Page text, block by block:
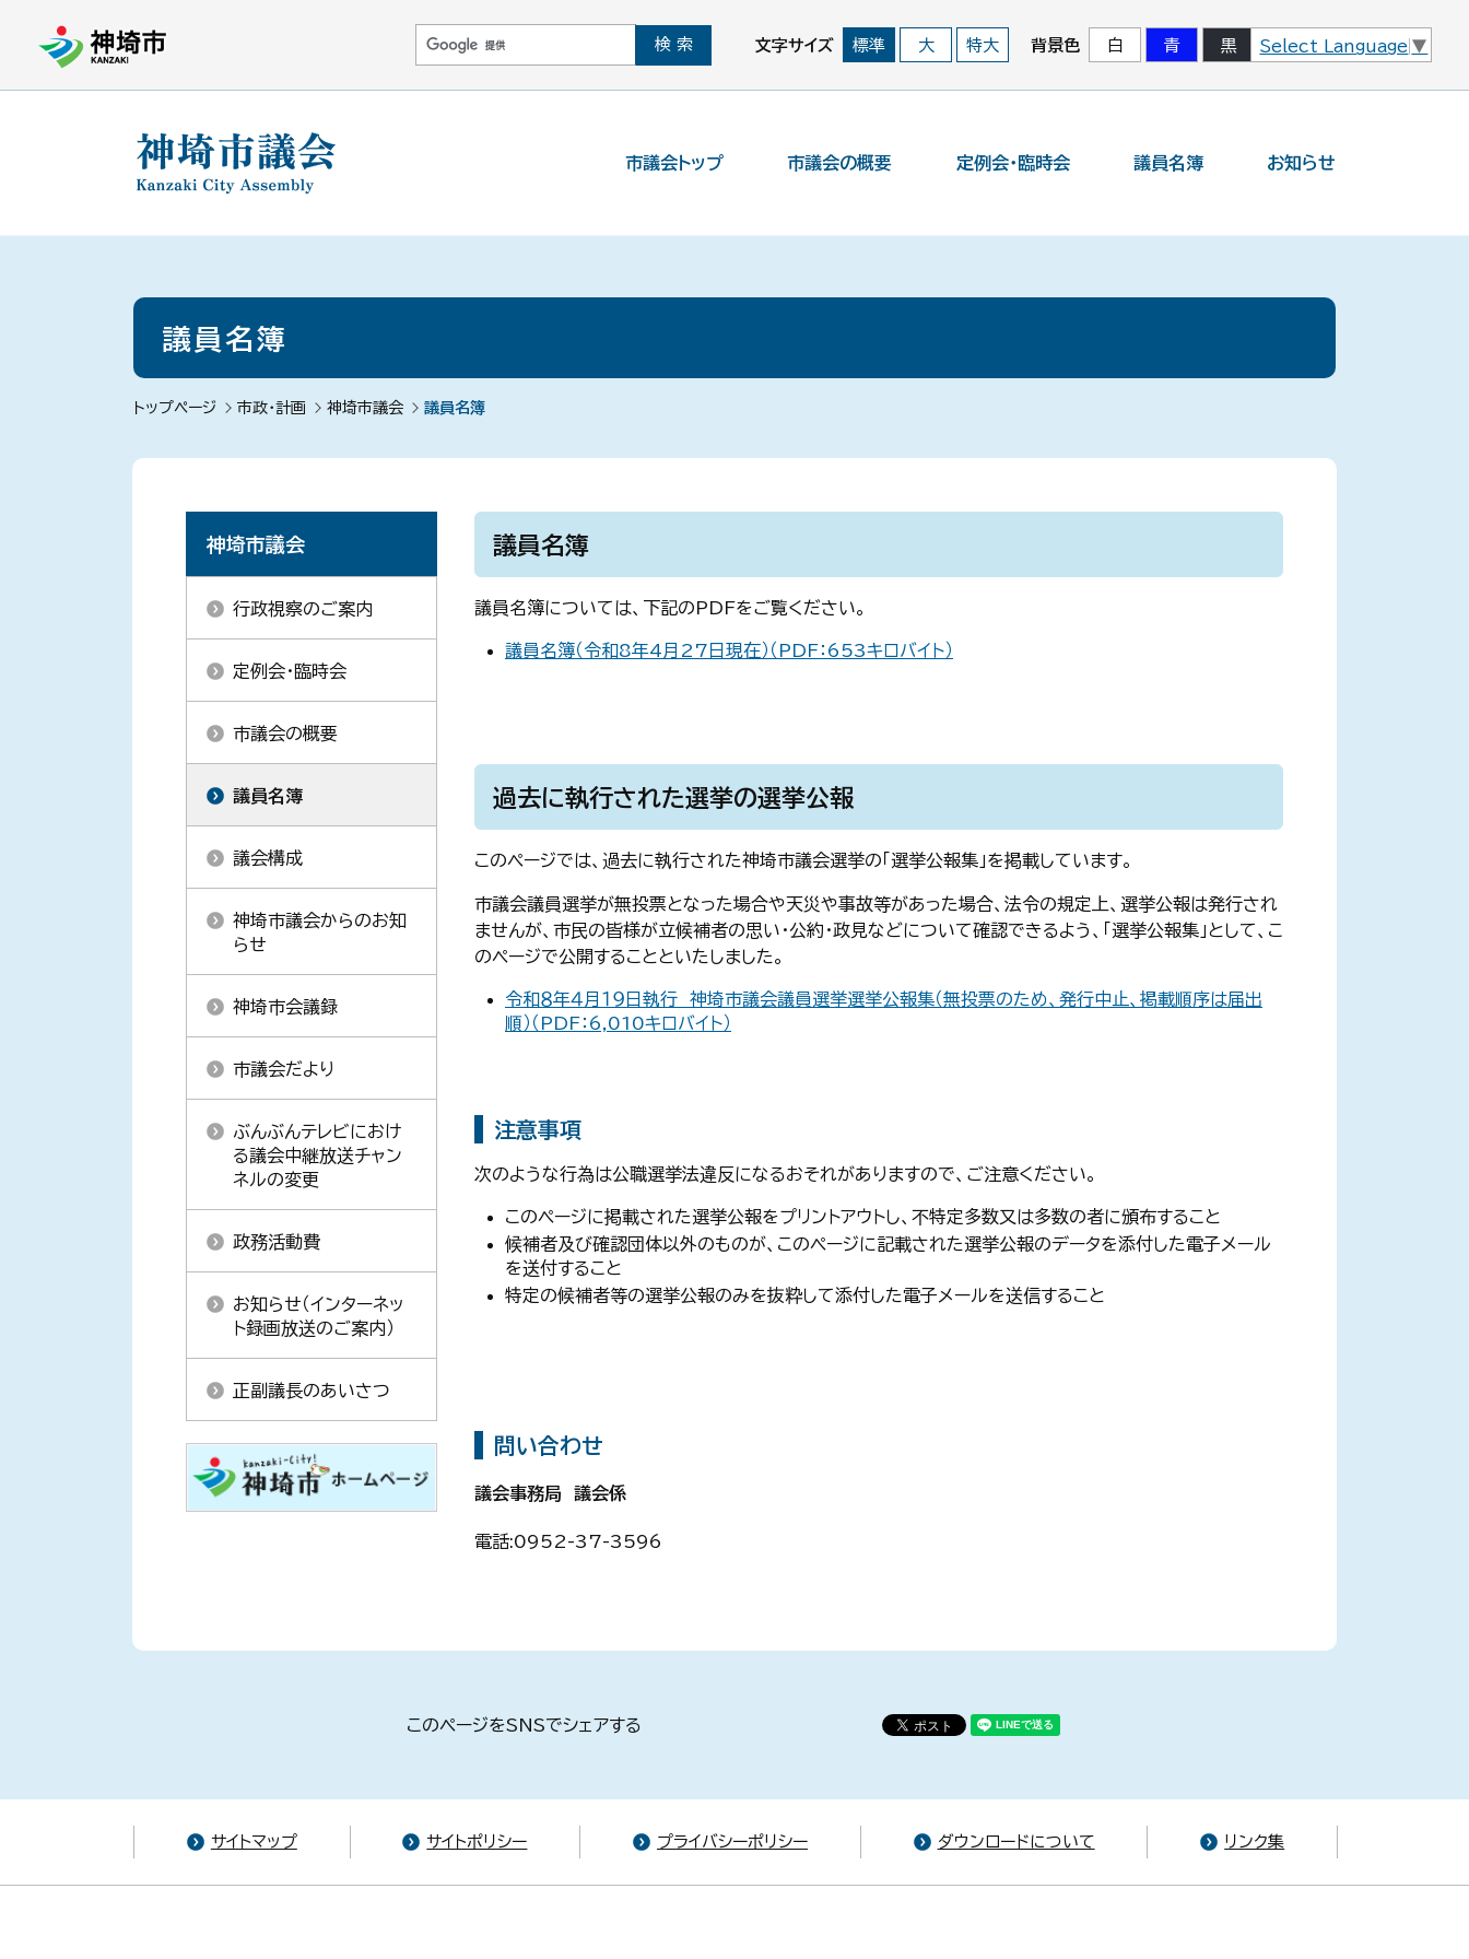
文字サイズ 標準 大 特大 背景色 白 青 黒 Select Language ▼
市議会トップ 市議会の概要 定例会・臨時会 議員名簿 お知らせ
議員名簿
トップページ 市政・計画 神埼市議会 議員名簿
議員名簿
議員名簿については、下記のPDFをご覧ください。
議員名簿（令和8年4月27日現在）（PDF：653キロバイト）
過去に執行された選挙の選挙公報
このページでは、過去に執行された神埼市議会選挙の「選挙公報集」を掲載しています。
市議会議員選挙が無投票となった場合や天災や事故等があった場合、法令の規定上、選挙公報は発行され
ませんが、市民の皆様が立候補者の思い・公約・政見などについて確認できるよう、「選挙公報集」として、こ
のページで公開することといたしました。
令和８年４月１９日執行 神埼市議会議員選挙選挙公報集（無投票のため、発行中止、掲載順序は届出
順）（PDF：6,010キロバイト）
注意事項
次のような行為は公職選挙法違反になるおそれがありますので、ご注意ください。
このページに掲載された選挙公報をプリントアウトし、不特定多数又は多数の者に頒布すること
候補者及び確認団体以外のものが、このページに記載された選挙公報のデータを添付した電子メール
を送付すること
特定の候補者等の選挙公報のみを抜粋して添付した電子メールを送信すること
問い合わせ
議会事務局 議会係
電話:0952-37-3596
神埼市議会
行政視察のご案内
定例会・臨時会
市議会の概要
議員名簿
議会構成
神埼市議会からのお知
らせ
神埼市会議録
市議会だより
ぶんぶんテレビにおけ
る議会中継放送チャン
ネルの変更
政務活動費
お知らせ（インターネッ
ト録画放送のご案内）
正副議長のあいさつ
このページをSNSでシェアする
サイトマップ サイトポリシー プライバシーポリシー ダウンロードについて リンク集